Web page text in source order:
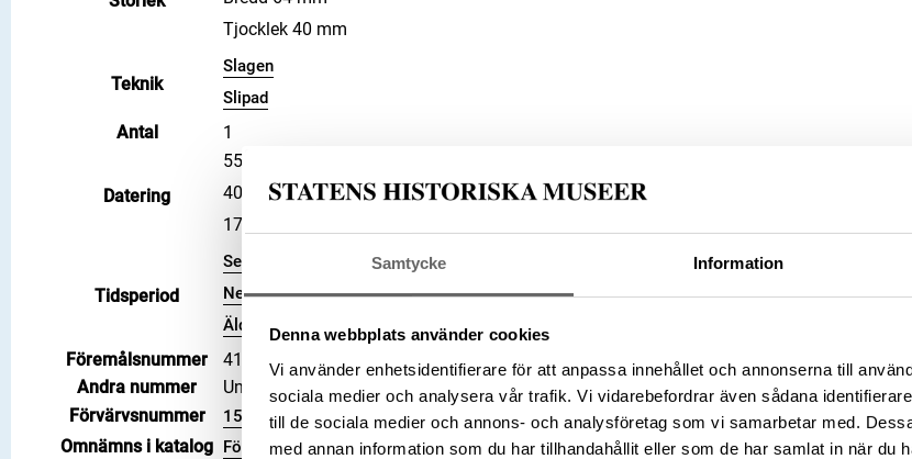
Samtycke Information
Denna webbplats använder cookies
Vi använder enhetsidentifierare för att anpassa innehållet och annonserna till
sociala medier och analysera vår trafik. Vi vidarebefordrar även sådana
till de sociala medier och annons- och analysföretag som vi samarbetar med.
med annan information som du har tillhandahållit eller som de har samlat in när du
Tjocklek 40 mm
Teknik
Slagen
Slipad
Antal 1
Datering
5500 f.Kr. – 4000 f.Kr.
4000 f.Kr. – 1700 f.Kr.
1700 f.Kr. – 1100 f.Kr.
Tidsperiod
Senmesolitikum
Neolitikum
Äldre bronsålder
Föremålsnummer
415720_HST
Andra nummer
Undernummer: 1
Förvärvsnummer
15467
Omnämns i katalog Förvärv: 15467 på Catview